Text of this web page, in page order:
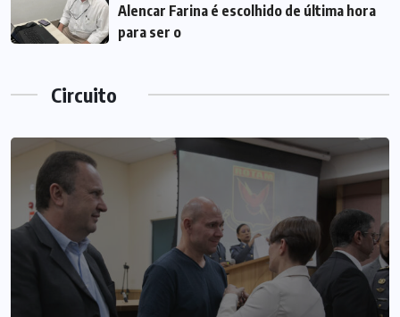
Alencar Farina é escolhido de última hora
para ser o
Circuito